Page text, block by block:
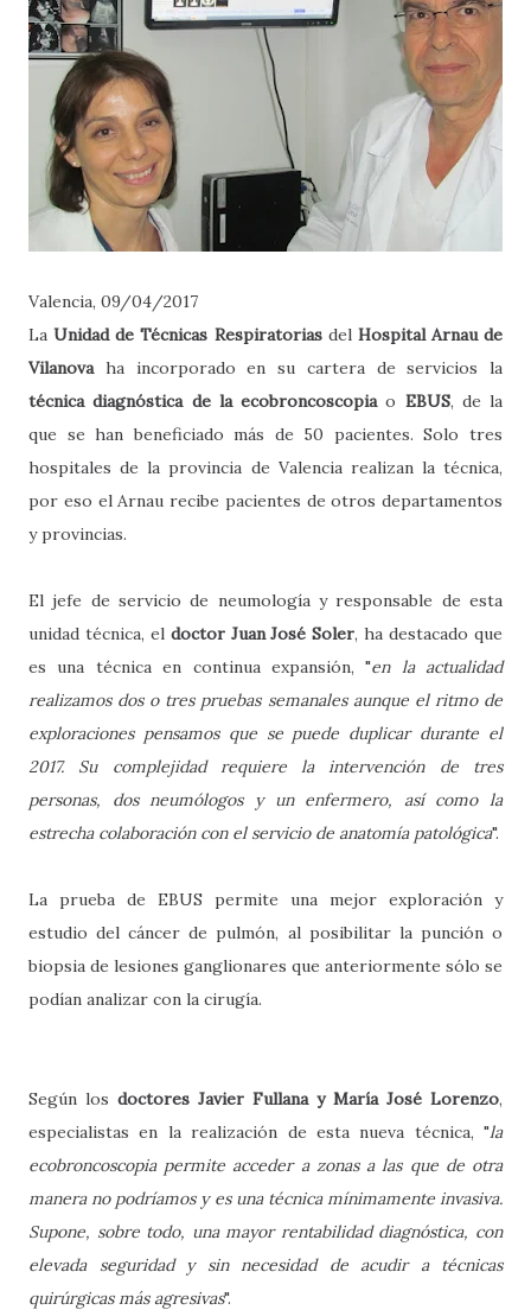
Valencia, 09/04/2017
La Unidad de Técnicas Respiratoriasdel Hospital Arnau de
Vilanovaha incorporado en su cartera de servicios la
técnica diagnóstica de la ecobroncoscopiao EBUS, de la
que se han beneficiado más de 50 pacientes. Solo tres
hospitales de la provincia de Valencia realizan la técnica,
por eso el Arnau recibe pacientes de otros departamentos
y provincias.
El jefe de servicio de neumología y responsable de esta
unidad técnica, el doctor Juan José Soler, ha destacado que
es una técnica en continua expansión, "en la actualidad
realizamos dos o tres pruebas semanales aunque el ritmo de
exploraciones pensamos que se puede duplicar durante el
2017. Su complejidad requiere la intervención de tres
personas, dos neumólogos y un enfermero, así como la
estrecha colaboración con el servicio de anatomía patológica".
La prueba de EBUS permite una mejor exploración y
estudio del cáncer de pulmón, al posibilitar la punción o
biopsia de lesiones ganglionares que anteriormente sólo se
podían analizar con la cirugía.
Según los doctores Javier Fullana y María José Lorenzo,
especialistas en la realización de esta nueva técnica, "la
ecobroncoscopia permite acceder a zonas a las que de otra
manera no podríamos y es una técnica mínimamente invasiva.
Supone, sobre todo, una mayor rentabilidad diagnóstica, con
elevada seguridad y sin necesidad de acudir a técnicas
quirúrgicas más agresivas".